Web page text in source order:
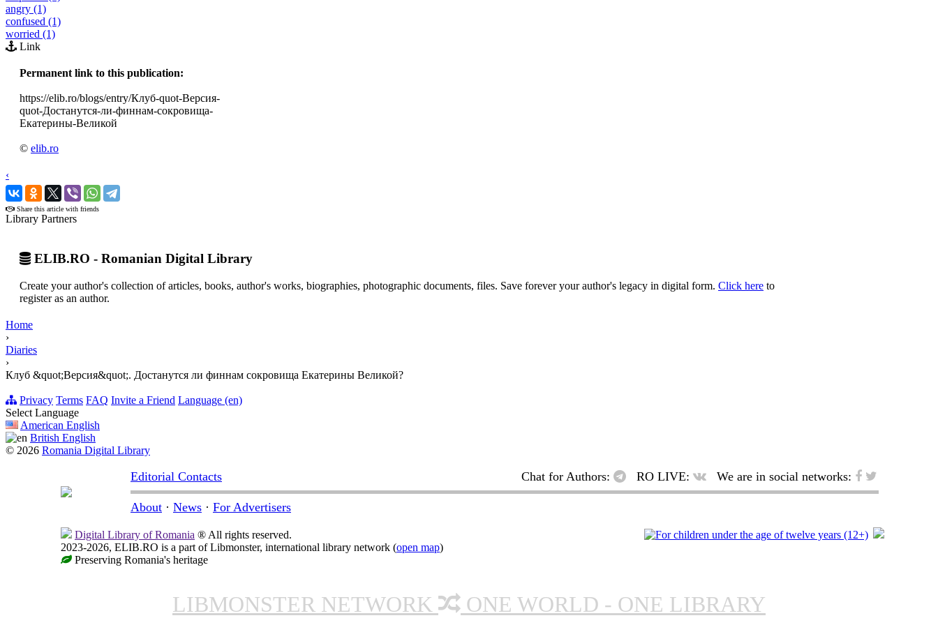
angry (1)
confused (1)
worried (1)
Link
Permanent link to this publication:
https://elib.ro/blogs/entry/Клуб-quot-Версия-
quot-Достанутся-ли-финнам-сокровища-
Екатерины-Великой
© elib.ro
‹
›
Share this article with friends
Library Partners
ELIB.RO - Romanian Digital Library
Create your author's collection of articles, books, author's works, biographies, photographic documents, files. Save forever your author's legacy in digital form. Click here to
register as an author.
Home
›
Diaries
›
Клуб &quot;Версия&quot;. Достанутся ли финнам сокровища Екатерины Великой?
Privacy Terms FAQ Invite a Friend Language (en)
Select Language
American English
British English
© 2026 Romania Digital Library
Editorial Contacts Chat for Authors: RO LIVE: We are in social networks:
About · News · For Advertisers
Digital Library of Romania ® All rights reserved.
2023-2026, ELIB.RO is a part of Libmonster, international library network (open map)
Preserving Romania's heritage
LIBMONSTER NETWORK ONE WORLD - ONE LIBRARY